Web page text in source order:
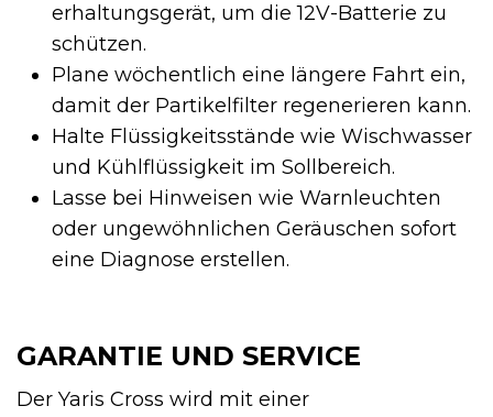
erhaltungsgerät, um die 12V-Batterie zu
schützen.
Plane wöchentlich eine längere Fahrt ein,
damit der Partikelfilter regenerieren kann.
Halte Flüssigkeitsstände wie Wischwasser
und Kühlflüssigkeit im Sollbereich.
Lasse bei Hinweisen wie Warnleuchten
oder ungewöhnlichen Geräuschen sofort
eine Diagnose erstellen.
GARANTIE UND SERVICE
Der Yaris Cross wird mit einer